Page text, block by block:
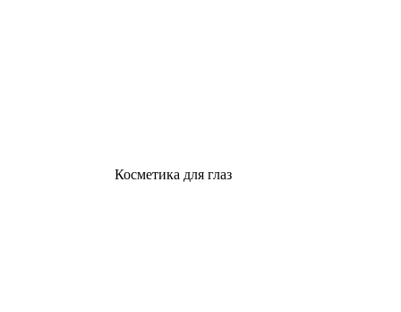
Косметика для глаз